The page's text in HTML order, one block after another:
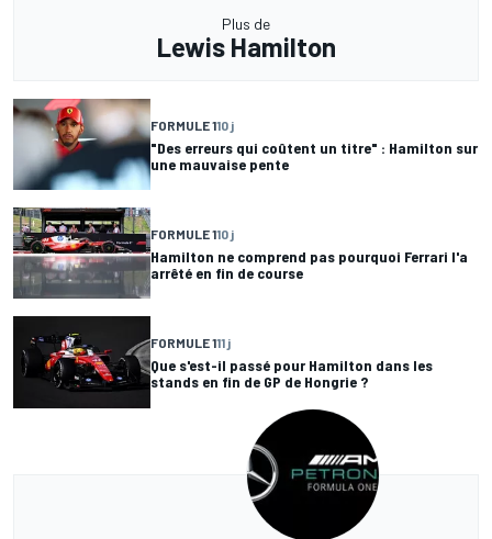
Plus de
Lewis Hamilton
FORMULE 110 j
"Des erreurs qui coûtent un titre" : Hamilton sur
une mauvaise pente
FORMULE 110 j
Hamilton ne comprend pas pourquoi Ferrari l'a
arrêté en fin de course
FORMULE 111 j
Que s'est-il passé pour Hamilton dans les
stands en fin de GP de Hongrie ?